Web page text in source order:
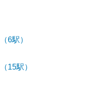
（6駅）
（15駅）